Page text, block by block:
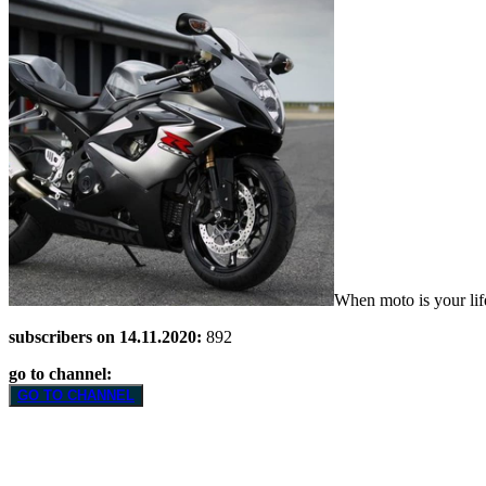
When moto is your
subscribers on 14.11.2020: 892
go to channel:
GO TO CHANNEL